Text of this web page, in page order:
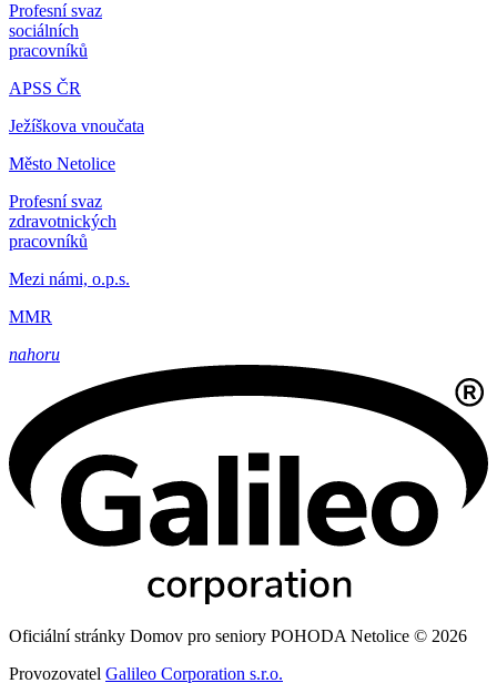
Profesní svaz
sociálních
pracovníků
APSS ČR
Ježíškova vnoučata
Město Netolice
Profesní svaz
zdravotnických
pracovníků
Mezi námi, o.p.s.
MMR
nahoru
Oficiální stránky Domov pro seniory POHODA Netolice © 2026
Provozovatel Galileo Corporation s.r.o.